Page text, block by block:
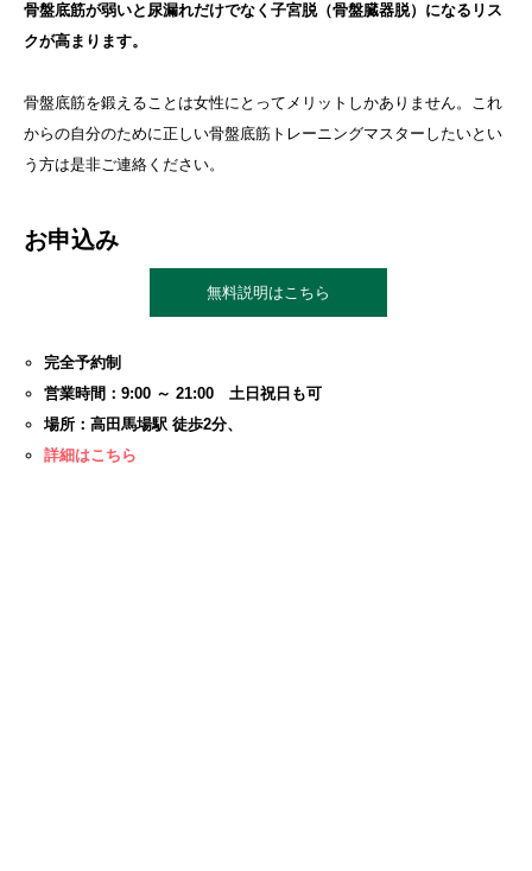
骨盤底筋が弱いと尿漏れだけでなく子宮脱（骨盤臓器脱）になるリス
クが高まります。
骨盤底筋を鍛えることは女性にとってメリットしかありません。これ
からの自分のために正しい骨盤底筋トレーニングマスターしたいとい
う方は是非ご連絡ください。
お申込み
無料説明はこちら
完全予約制
営業時間：9:00 ～ 21:00 土日祝日も可
場所：高田馬場駅 徒歩2分、
詳細はこちら